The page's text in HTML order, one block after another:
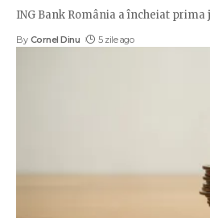
ING Bank România a încheiat prima
By Cornel Dinu 5 zile ago